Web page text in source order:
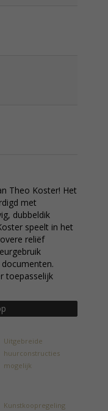
Theo Koster! Het
met
dubbeldik
speelt in het
reliëf
toepasselijk
Uitgebreide
huurconstructies
mogelijk
Kunstkoopregeling